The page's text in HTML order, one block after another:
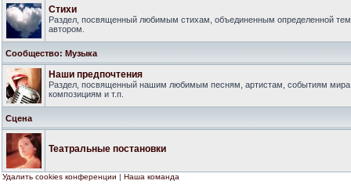
Стихи
Раздел, посвященный любимым стихам, объединенным определенной
автором.
Сообщество: Музыка
Наши предпочтения
Раздел, посвященный нашим любимым песням, артистам, событиям
композициям и т.п.
Сцена
Театральные постановки
Удалить cookies конференции | Наша команда